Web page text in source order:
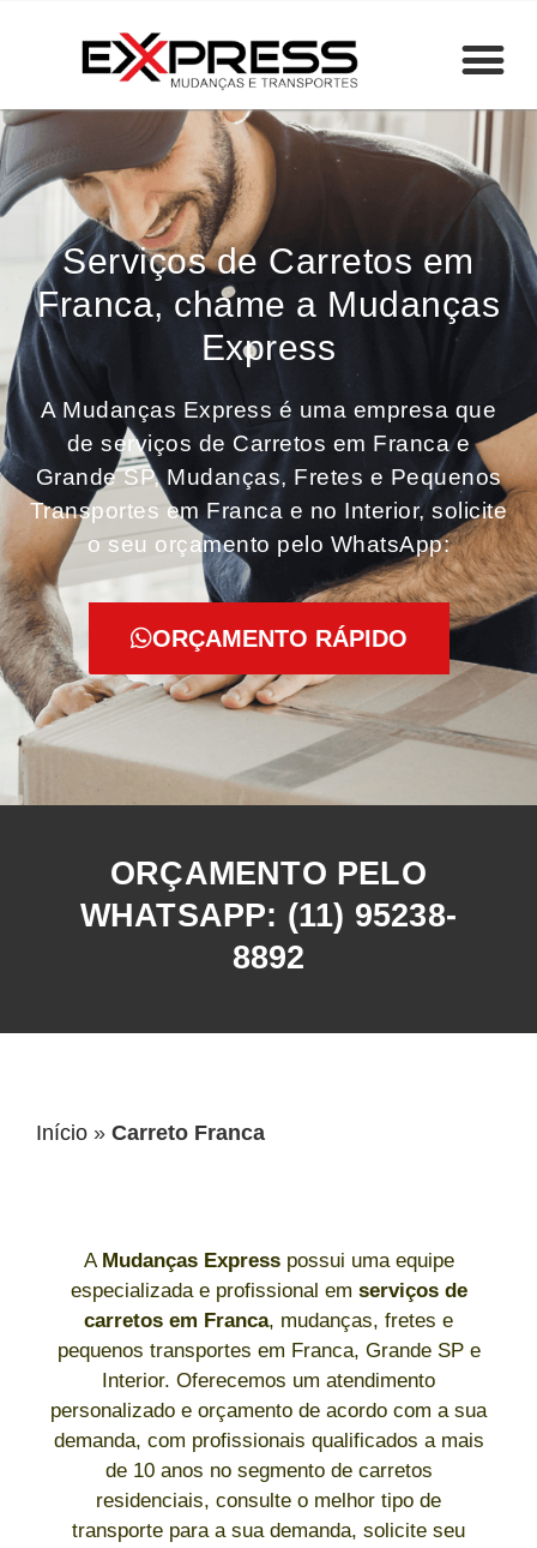
Serviços de Carretos em
Franca, chame a Mudanças
Express
A Mudanças Express é uma empresa que
de serviços de Carretos em Franca e
Grande SP, Mudanças, Fretes e Pequenos
Transportes em Franca e no Interior, solicite
o seu orçamento pelo WhatsApp:
ORÇAMENTO RÁPIDO
ORÇAMENTO PELO
WHATSAPP: (11) 95238-
8892
Início » Carreto Franca
A Mudanças Expresspossui uma equipe
especializada e profissional em serviços de
carretos em Franca, mudanças, fretes e
pequenos transportes em Franca, Grande SP e
Interior. Oferecemos um atendimento
personalizado e orçamento de acordo com a sua
demanda, com profissionais qualificados a mais
de 10 anos no segmento de carretos
residenciais, consulte o melhor tipo de
transporte para a sua demanda, solicite seu